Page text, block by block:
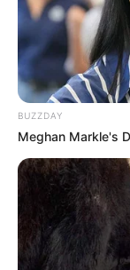
ShareFacebook
BUZZDAY
Meghan Markle's